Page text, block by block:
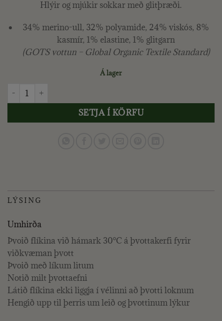
Hlýir og mjúkir sokkar með glitþræði.
34% merino-ull, 32% polyamide, 24% viskós, 8%
kasmír, 1% elastine, 1% glitgarn
(GOTS vottun – Global Organic Textile Standard)
Á lager
FARMERS MARKET - STRAUMUR ULLARSOKKAR, HVÍTIR/
SETJA Í KÖRFU
LÝSING
Umhirða
Þvoið flíkina við hámark 30°C á þvottakerfi fyrir
viðkvæman þvott
Þvoið með líkum litum
Notið milt þvottaefni
Látið flíkina ekki liggja í vélinni að þvotti loknum
Hengið upp til þerris um leið og þvottinum lýkur